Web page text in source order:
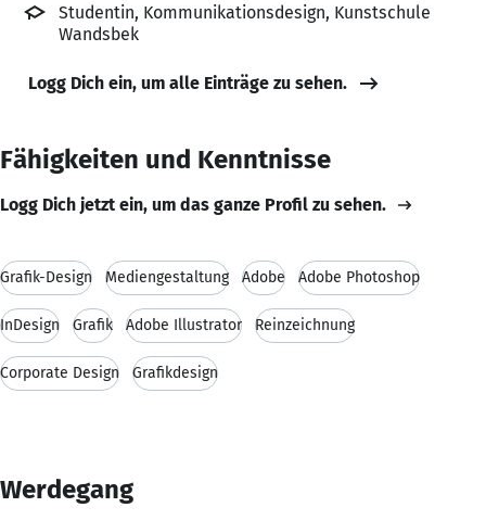
Studentin, Kommunikationsdesign, Kunstschule
Wandsbek
Logg Dich ein, um alle Einträge zu sehen.
Fähigkeiten und Kenntnisse
Logg Dich jetzt ein, um das ganze Profil zu sehen.
Grafik-Design Mediengestaltung Adobe Adobe Photoshop
InDesign Grafik Adobe Illustrator Reinzeichnung
Corporate Design Grafikdesign
Werdegang